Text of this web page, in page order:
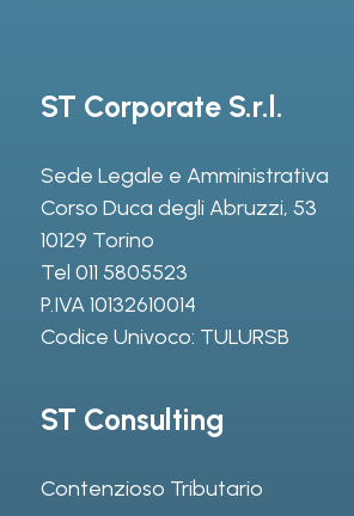
ST Corporate S.r.l.
Sede Legale e Amministrativa
Corso Duca degli Abruzzi, 53
10129 Torino
Tel 011 5805523
P.IVA 10132610014
Codice Univoco: TULURSB
ST Consulting
Contenzioso Tributario